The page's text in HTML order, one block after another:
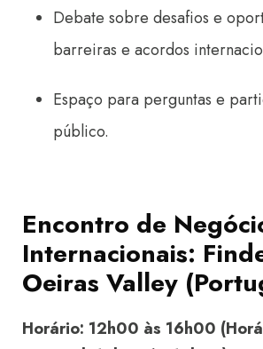
Debate sobre desafios e
barreiras e acordos
Espaço para perguntas e
público.
Encontro de
Internacionais:
Oeiras Valley
Horário: 12h00 às 16h00